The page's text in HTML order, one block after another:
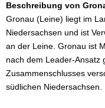
Beschreibung von
Gronau (Leine) liegt im
Niedersachsen und ist
an der Leine. Gronau ist
nach dem Leader-Ansatz
Zusammenschlusses
südlichen Niedersachsen.